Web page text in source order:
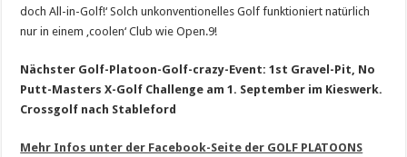
doch All-in-Golf!‘ Solch unkonventionelles Golf funktioniert natürlich
nur in einem ‚coolen‘ Club wie Open.9!
Nächster Golf-Platoon-Golf-crazy-Event: 1st Gravel-Pit, No
Putt-Masters X-Golf Challenge am 1. September im Kieswerk.
Crossgolf nach Stableford
Mehr Infos unter der Facebook-Seite der GOLF PLATOONS